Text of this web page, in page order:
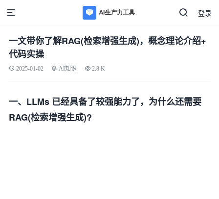
登录
一文带你了解RAG(检索增强生成)，概念理论介绍+
代码实操
2025-01-02 AI知识 2.8 K
一、LLMs 已经具备了较强能力了，为什么还需要
RAG(检索增强生成)?